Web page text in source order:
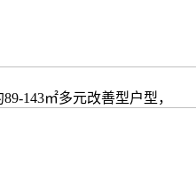
143㎡多元改善型户型，